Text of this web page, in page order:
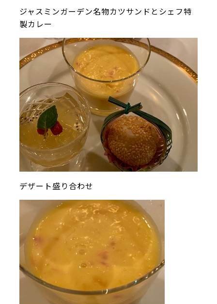
ジャスミンガーデン名物カツサンドとシェフ特
製カレー
デザート盛り合わせ